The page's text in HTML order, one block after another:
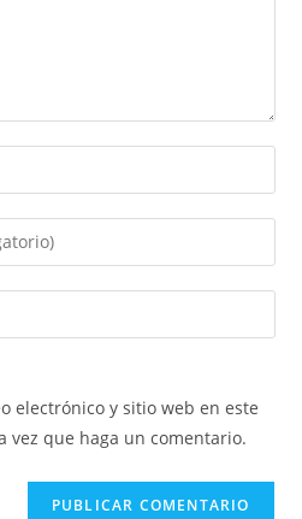
electrónico y sitio web en este
vez que haga un comentario.